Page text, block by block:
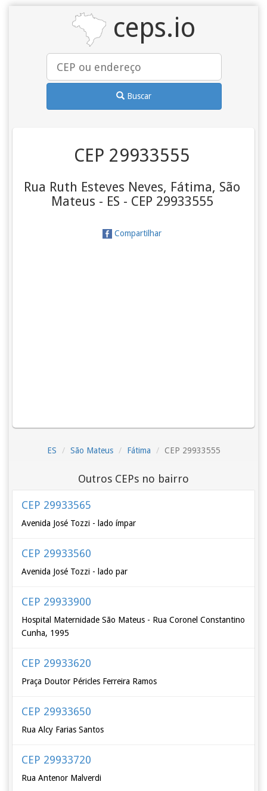
ceps.io
Buscar
CEP 29933555
Rua Ruth Esteves Neves, Fátima, São
Mateus - ES - CEP 29933555
Compartilhar
ES São Mateus Fátima CEP 29933555
Outros CEPs no bairro
CEP 29933565
Avenida José Tozzi - lado ímpar
CEP 29933560
Avenida José Tozzi - lado par
CEP 29933900
Hospital Maternidade São Mateus - Rua Coronel Constantino
Cunha, 1995
CEP 29933620
Praça Doutor Péricles Ferreira Ramos
CEP 29933650
Rua Alcy Farias Santos
CEP 29933720
Rua Antenor Malverdi